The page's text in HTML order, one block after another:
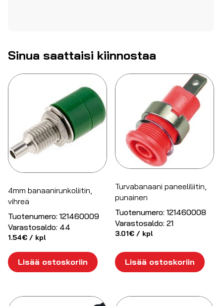
Sinua saattaisi kiinnostaa
4mm banaanirunkoliitin,
vihreä
Tuotenumero: 121460009
Varastosaldo: 44
1.54€ / kpl
Lisää ostoskoriin
Turvabanaani paneeliliitin,
punainen
Tuotenumero: 121460008
Varastosaldo: 21
3.01€ / kpl
Lisää ostoskoriin